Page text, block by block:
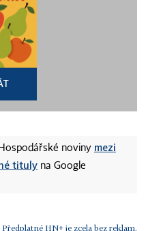
noviny mezi
tituly na Google
Předplatné HN+ je zcela bez reklam.